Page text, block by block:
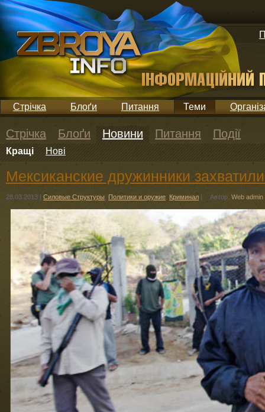
Стрічка Блоґи Питання Теми
Стрічка Блоґи Новини Питання Події
Кращі Нові
Мексиканские дружинники
28.03.2013 | Силовые Структуры Политики и оружие Криминал | Автор: Web admin